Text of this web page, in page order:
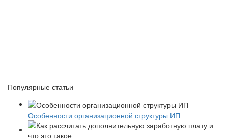
Популярные статьи
Особенности организационной структуры ИП